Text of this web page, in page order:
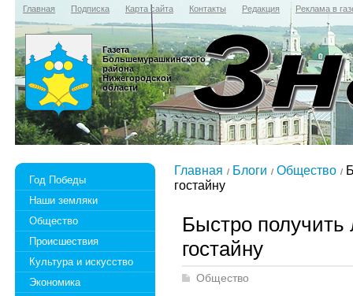
Главная Подписка Карта сайта Контакты Редакция Реклама в
Газета
Большемурашкинского
района
Нижегородской
области
Год Победы
Наши земляки
Общество
Происшествия
Культура и искусство
Экономика
Главная Блоги Общество
гостайну
Быстро
гостайну
Общество